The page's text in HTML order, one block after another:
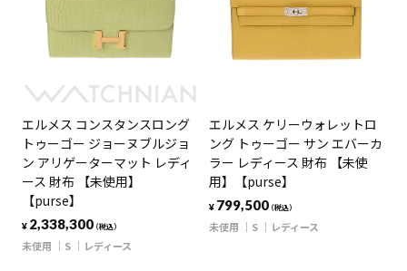
エルメス コンスタンスロング
トゥーゴー ジョーヌブルジョ
ン アリゲーターマット レディ
ース 財布 【未使用】
【purse】
¥ 2,338,300（税込）
未使用 S レディース
エルメス ケリーウォレットロ
ング トゥーゴー サン エバーカ
ラー レディース 財布 【未使
用】【purse】
¥ 799,500（税込）
未使用 S レディース